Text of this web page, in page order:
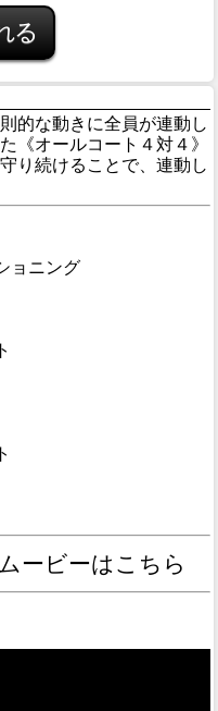
的な動きに全員が連動し
《オールコート４対４》
り続けることで、連動し
ョニング
ービーはこちら